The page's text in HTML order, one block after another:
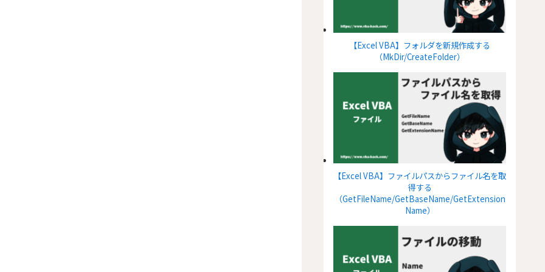
【Excel VBA】フォルダを新規作成する
（MkDir/CreateFolder）
【Excel VBA】ファイルパスからファイル名を取
得する
（GetFileName/GetBaseName/GetExtension
Name）